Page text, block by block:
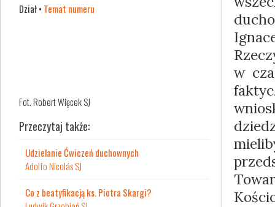
Dział • Temat numeru
Fot. Robert Więcek SJ
Przeczytaj także:
Udzielanie Ćwiczeń duchownych
Adolfo Nicolás SJ
Co z beatyfikacją ks. Piotra Skargi?
w